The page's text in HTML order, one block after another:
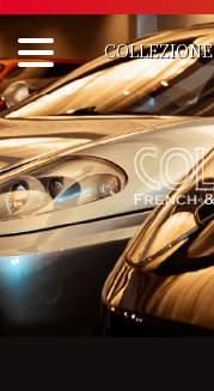
Skip
to
content